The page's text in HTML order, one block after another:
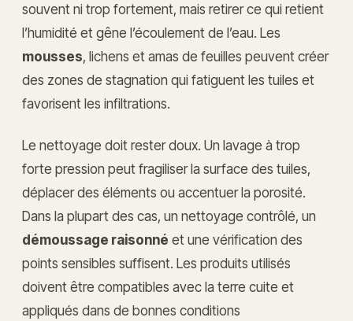
souvent ni trop fortement, mais retirer ce qui retient
l’humidité et gêne l’écoulement de l’eau. Les
mousses, lichens et amas de feuilles peuvent créer
des zones de stagnation qui fatiguent les tuiles et
favorisent les infiltrations.
Le nettoyage doit rester doux. Un lavage à trop
forte pression peut fragiliser la surface des tuiles,
déplacer des éléments ou accentuer la porosité.
Dans la plupart des cas, un nettoyage contrôlé, un
démoussage raisonné et une vérification des
points sensibles suffisent. Les produits utilisés
doivent être compatibles avec la terre cuite et
appliqués dans de bonnes conditions